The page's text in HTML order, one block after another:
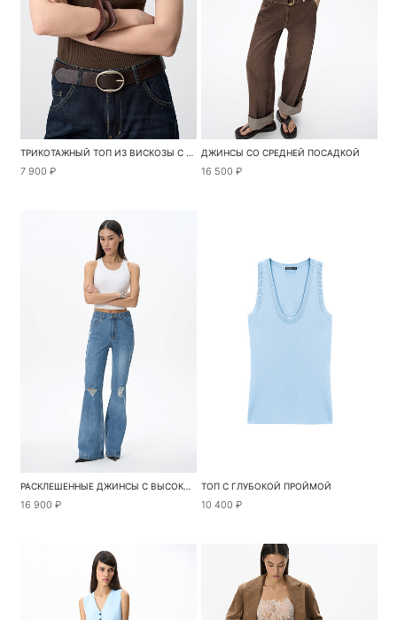
7 900 ₽
ДЖИНСЫ СО СРЕДНЕЙ ПОСАДКОЙ
16 500 ₽
РАСКЛЕШЕННЫЕ ДЖИНСЫ С ВЫСОКОЙ ПОСАДКОЙ
16 900 ₽
ТОП С ГЛУБОКОЙ ПРОЙМОЙ
10 400 ₽